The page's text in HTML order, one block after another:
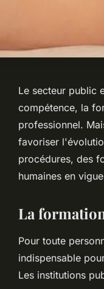
Le secteur public
compétence, la
professionnel.
favoriser
procédures, des
humaines en
La
Pour toute
indispensable
Les institutions